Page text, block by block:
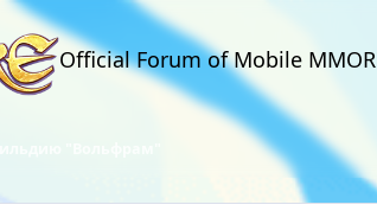
Official Forum of Mobile